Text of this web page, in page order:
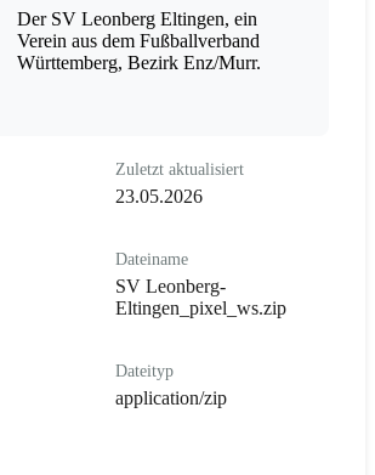
Der SV Leonberg Eltingen, ein
Verein aus dem Fußballverband
Württemberg, Bezirk Enz/Murr.
Zuletzt aktualisiert
23.05.2026
Dateiname
SV Leonberg-
Eltingen_pixel_ws.zip
Dateityp
application/zip